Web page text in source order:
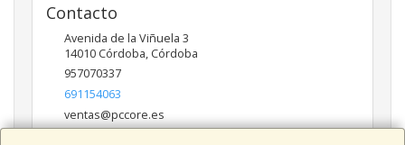
Contacto
Avenida de la Viñuela 3
14010 Córdoba, Córdoba
957070337
691154063
ventas@pccore.es